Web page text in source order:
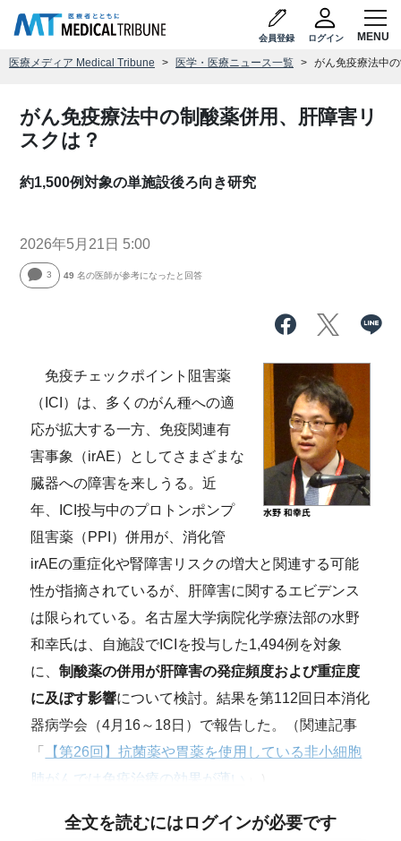
会員登録 ログイン
医療メディア Medical Tribune 医学・医療ニュース一覧 がん免疫療法中
がん免疫療法中の制酸薬併用、肝障害リ
スクは？
約1,500例対象の単施設後ろ向き研究
2026年5月21日 5:00
3 49 名の医師が参考になったと回答
免疫チェックポイント阻害薬
（ICI）は、多くのがん種への適
応が拡大する一方、免疫関連有
害事象（irAE）としてさまざまな
臓器への障害を来しうる。近
年、ICI投与中のプロトンポンプ
阻害薬（PPI）併用が、消化管
irAEの重症化や腎障害リスクの増大と関連する可能
性が指摘されているが、肝障害に関するエビデンス
は限られている。名古屋大学病院化学療法部の水野
和幸氏は、自施設でICIを投与した1,494例を対象
に、制酸薬の併用が肝障害の発症頻度および重症度
に及ぼす影響について検討。結果を第112回日本消化
器病学会（4月16～18日）で報告した。（関連記事
「
【第26回】抗菌薬や胃薬を使用している非小細胞
肺がんでは免疫治療の効果が薄い
全文を読むにはログインが必要です